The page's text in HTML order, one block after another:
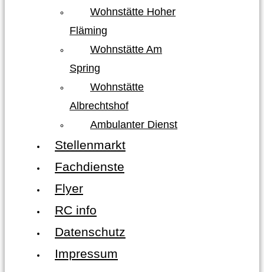
Wohnstätte Hoher
Fläming
Wohnstätte Am
Spring
Wohnstätte
Albrechtshof
Ambulanter Dienst
Stellenmarkt
Fachdienste
Flyer
RC info
Datenschutz
Impressum